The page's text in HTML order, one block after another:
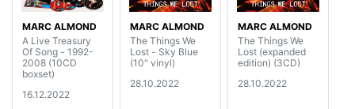
MARC ALMOND
A Live Treasury
Of Song - 1992-
2008 (10CD
boxset)
16.12.2022
MARC ALMOND
The Things We
Lost - Sky Blue
(10" vinyl)
28.10.2022
MARC ALMOND
The Things We
Lost (expanded
edition) (3CD)
28.10.2022